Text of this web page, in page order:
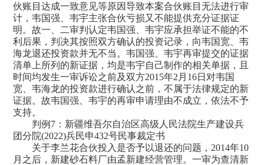
伙账目达成一致意见等原因导致本案合伙账目无法进行审
计，韦国强、韦宇主张合伙亏损又不能提供充分证据证
明。故一、二审判认定韦国强、韦宇应承担举证不能的不
利后果，判决其按照双方确认的投资记录，向韦国宽、韦
海龙退还投资款并无不当。韦国强、韦宇再审提交的证据
清单上所列的新证据，均是韦宇自己制作的相关单据，且
时间均发生一审诉讼之前及双方2015年2月16日对韦国
宽、韦海龙的投资款进行确认之前，不属于法律规定的新
证据。故韦国强、韦宇的再审申请理由不成立，依法不予
支持。
判例 7：新疆维吾尔自治区高级人民法院生产建设兵
团分院(2022)兵民申432号民事裁定书
关于李兰花合伙投入是否予以退还的问题， 2014年10
月之后，新建砂石料厂由孟新建经营管理。一审为查清新